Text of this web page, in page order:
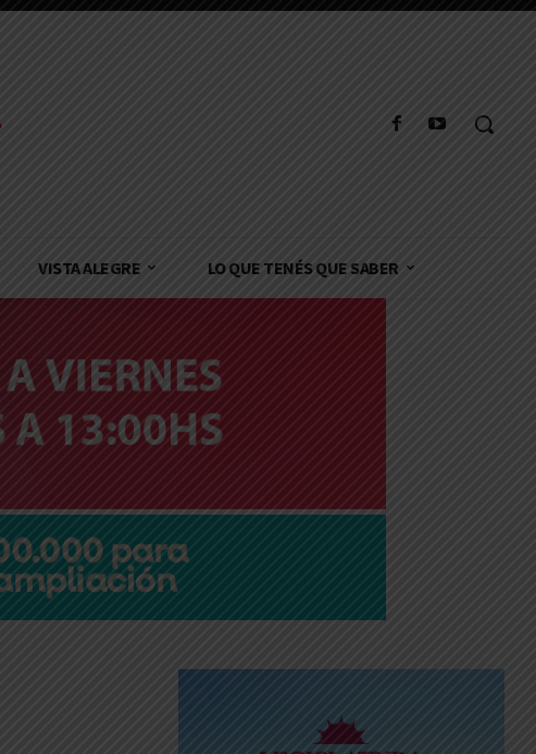
VISTA ALEGRE LO QUE TENÉS QUE SABER